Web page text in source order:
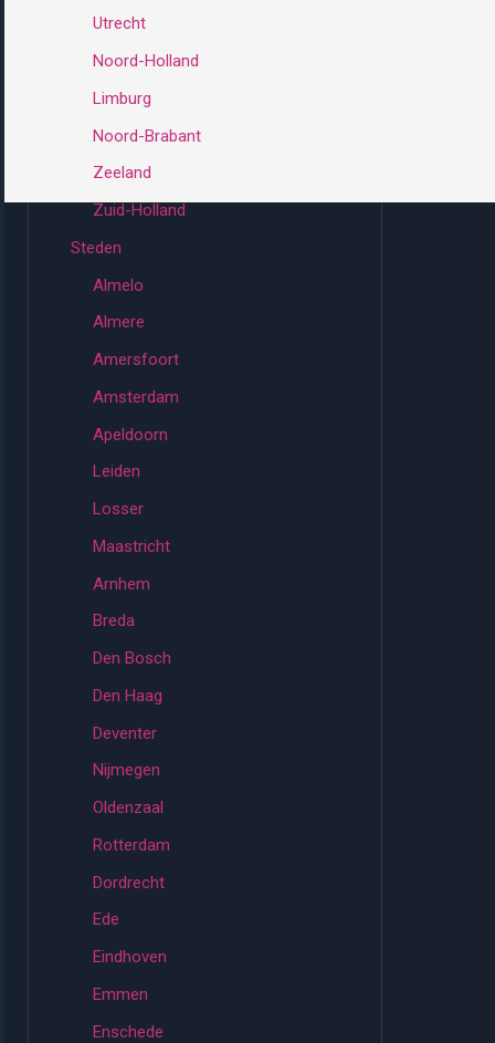
Utrecht
Noord-Holland
Limburg
Noord-Brabant
Zeeland
Zuid-Holland
Steden
Almelo
Almere
Amersfoort
Amsterdam
Apeldoorn
Leiden
Losser
Maastricht
Arnhem
Breda
Den Bosch
Den Haag
Deventer
Nijmegen
Oldenzaal
Rotterdam
Dordrecht
Ede
Eindhoven
Emmen
Enschede